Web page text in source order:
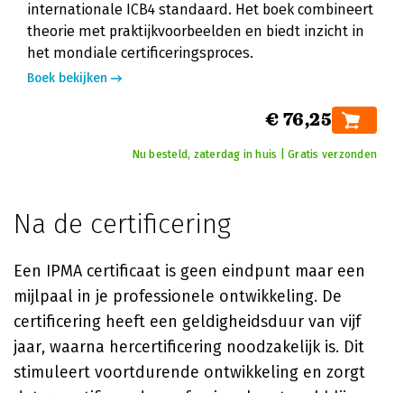
internationale ICB4 standaard. Het boek combineert
theorie met praktijkvoorbeelden en biedt inzicht in
het mondiale certificeringsproces.
Boek bekijken
€ 76,25
Nu besteld, zaterdag in huis | Gratis verzonden
Na de certificering
Een IPMA certificaat is geen eindpunt maar een
mijlpaal in je professionele ontwikkeling. De
certificering heeft een geldigheidsduur van vijf
jaar, waarna hercertificering noodzakelijk is. Dit
stimuleert voortdurende ontwikkeling en zorgt